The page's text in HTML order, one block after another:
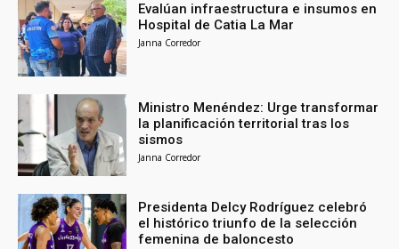
Evalúan infraestructura e insumos en
Hospital de Catia La Mar
Janna Corredor
Ministro Menéndez: Urge transformar
la planificación territorial tras los
sismos
Janna Corredor
Presidenta Delcy Rodríguez celebró
el histórico triunfo de la selección
femenina de baloncesto